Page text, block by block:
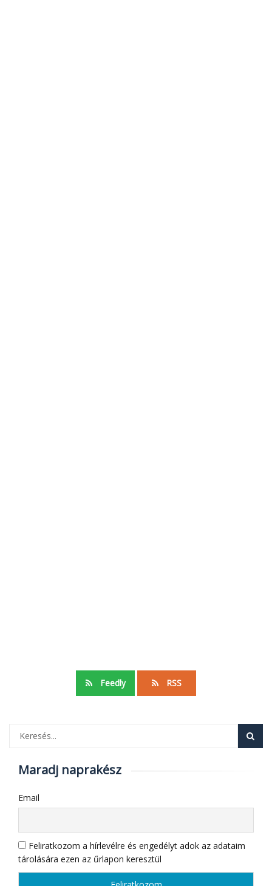
Feedly RSS
Maradj naprakész
Email
Feliratkozom a hírlevélre és engedélyt adok az adataim
tárolására ezen az űrlapon keresztül